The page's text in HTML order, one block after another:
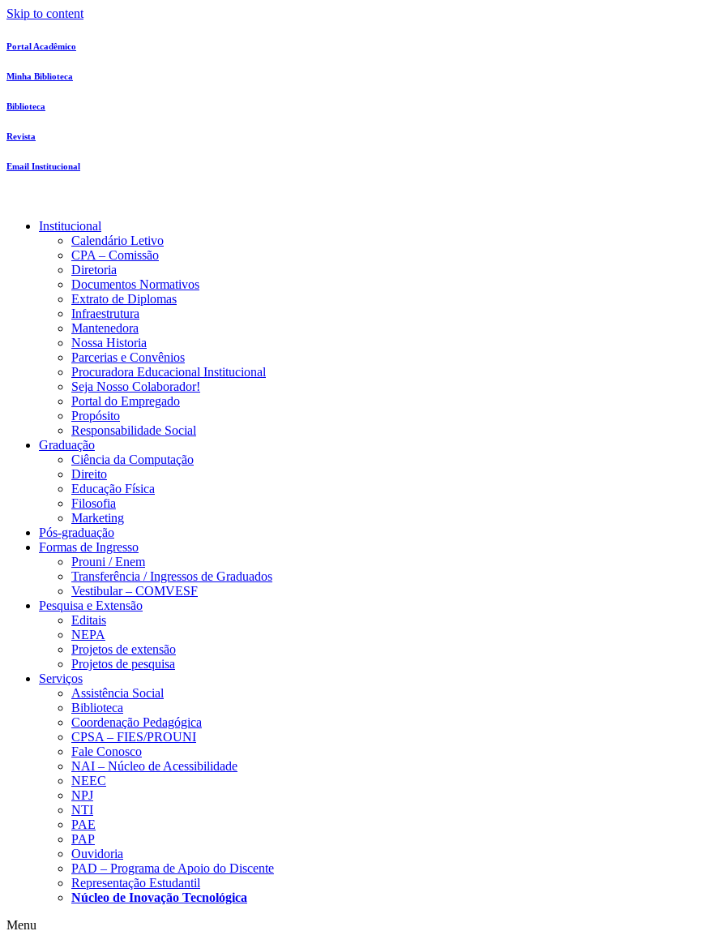
Skip to content
Portal Acadêmico
Minha Biblioteca
Biblioteca
Revista
Email Institucional
Institucional
Calendário Letivo
CPA – Comissão
Diretoria
Documentos Normativos
Extrato de Diplomas
Infraestrutura
Mantenedora
Nossa Historia
Parcerias e Convênios
Procuradora Educacional Institucional
Seja Nosso Colaborador!
Portal do Empregado
Propósito
Responsabilidade Social
Graduação
Ciência da Computação
Direito
Educação Física
Filosofia
Marketing
Pós-graduação
Formas de Ingresso
Prouni / Enem
Transferência / Ingressos de Graduados
Vestibular – COMVESF
Pesquisa e Extensão
Editais
NEPA
Projetos de extensão
Projetos de pesquisa
Serviços
Assistência Social
Biblioteca
Coordenação Pedagógica
CPSA – FIES/PROUNI
Fale Conosco
NAI – Núcleo de Acessibilidade
NEEC
NPJ
NTI
PAE
PAP
Ouvidoria
PAD – Programa de Apoio do Discente
Representação Estudantil
Núcleo de Inovação Tecnológica
Menu